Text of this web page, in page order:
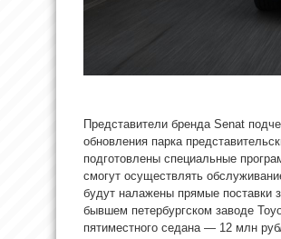
Представители бренда Senat
обновления парка
подготовлены специальные
смогут осуществлять
будут налажены прямые поставки
бывшем петербургском заводе
пятиместного седана — 12 млн